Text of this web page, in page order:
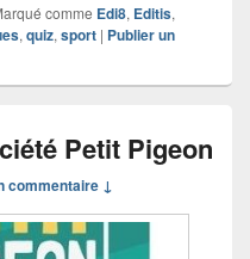
comme Edi8, Editis,
, quiz, sport | Publier un
Petit Pigeon
commentaire ↓